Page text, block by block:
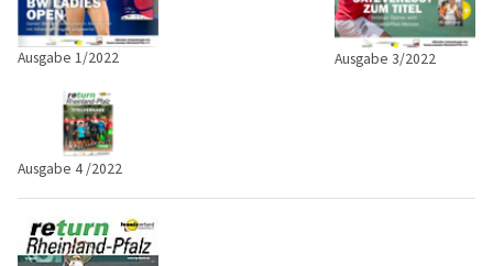
Ausgabe 1/2022 Ausgabe 3/2022
Ausgabe 4 /2022